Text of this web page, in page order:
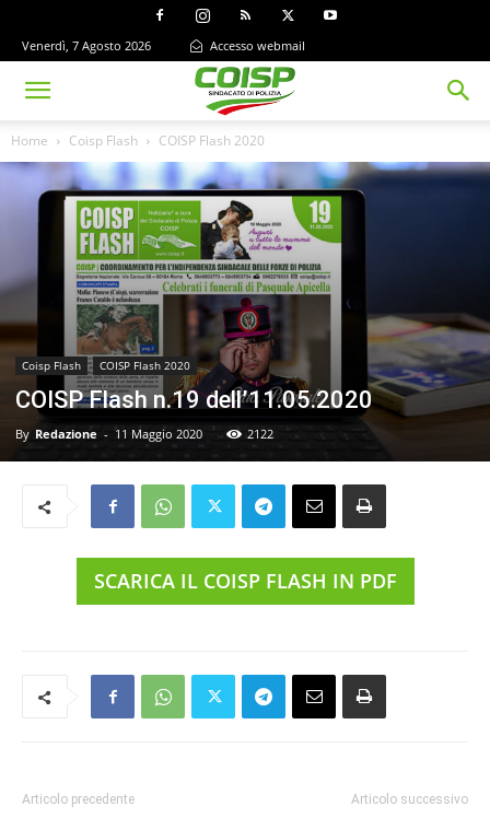
Venerdì, 7 Agosto 2026 Accesso webmail
Home Coisp Flash COISP Flash 2020
Coisp Flash COISP Flash 2020
COISP Flash n.19 dell’11.05.2020
By Redazione - 11 Maggio 2020 2122
SCARICA IL COISP FLASH IN PDF
Articolo precedente Articolo successivo